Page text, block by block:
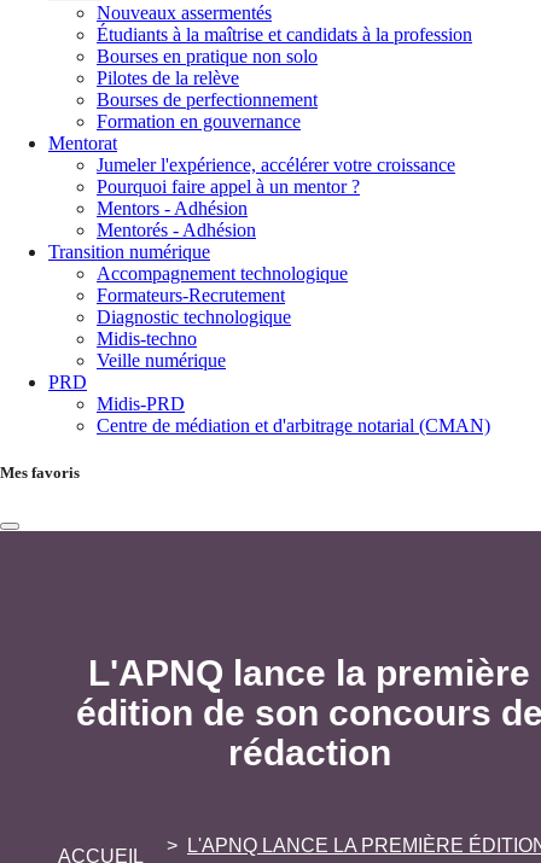
Nouveaux assermentés
Étudiants à la maîtrise et candidats à la profession
Bourses en pratique non solo
Pilotes de la relève
Bourses de perfectionnement
Formation en gouvernance
Mentorat
Jumeler l'expérience, accélérer votre croissance
Pourquoi faire appel à un mentor ?
Mentors - Adhésion
Mentorés - Adhésion
Transition numérique
Accompagnement technologique
Formateurs-Recrutement
Diagnostic technologique
Midis-techno
Veille numérique
PRD
Midis-PRD
Centre de médiation et d'arbitrage notarial (CMAN)
Mes favoris
L'APNQ lance la première
édition de son concours
rédaction
ACCUEIL
L'APNQ LANCE LA PREMIÈRE